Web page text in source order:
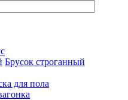
Брусок строганный
для пола